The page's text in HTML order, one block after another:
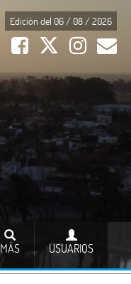
Edición del 06 / 08 / 2026
USUARIOS
MÁS